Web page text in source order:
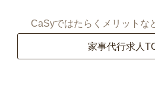
CaSyではたらくメリットな
家事代行求人